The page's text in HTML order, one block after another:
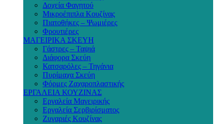
Δοχεία Φαγητού
Μικροέπιπλα Κουζίνας
Πιατοθήκες – Ψωμιέρες
Φρουτιέρες
ΜΑΓΕΙΡΙΚΑ ΣΚΕΥΗ
Γάστρες – Ταψιά
Διάφορα Σκεύη
Κατσαρόλες – Τηγάνια
Πυρίμαχα Σκεύη
Φόρμες Ζαχαροπλαστικής
ΕΡΓΑΛΕΙΑ ΚΟΥΖΙΝΑΣ
Εργαλεία Μαγειρικής
Εργαλεία Σερβιρίσματος
Ζυγαριές Κουζίνας